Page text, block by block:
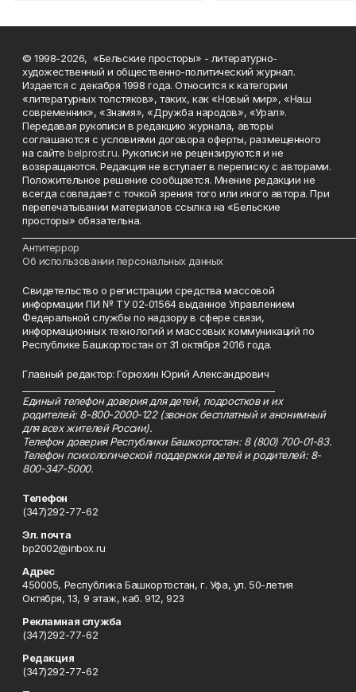
© 1998-2026, «Бельские просторы» - литературно-
художественный и общественно-политический журнал.
Издается с декабря 1998 года. Относится к категории
«литературных толстяков», таких, как «Новый мир», «Наш
современник», «Знамя», «Дружба народов», «Урал».
Передавая рукописи в редакцию журнала, авторы
соглашаются с условиями договора оферты, размещенного
на сайтеbelprost.ru. Рукописи не рецензируются и не
возвращаются. Редакция не вступает в переписку с авторами.
Положительное решение сообщается. Мнение редакции не
всегда совпадает с точкой зрения того или иного автора. При
перепечатывании материалов ссылка на «Бельские
просторы» обязательна.
Антитеррор
Об использовании персональных данных
Свидетельство о регистрации средства массовой
информации ПИ № ТУ 02-01564 выданное Управлением
Федеральной службы по надзору в сфере связи,
информационных технологий и массовых коммуникаций по
Республике Башкортостан от 31 октября 2016 года.
Главный редактор: Горюхин Юрий Александрович
Единый телефон доверия для детей, подростков и их
родителей: 8-800-2000-122 (звонок бесплатный и анонимный
для всех жителей России).
Телефон доверия Республики Башкортостан: 8 (800) 700-01-83.
Телефон психологической поддержки детей и родителей: 8-
800-347-5000.
Телефон
(347)292-77-62
Эл. почта
bp2002@inbox.ru
Адрес
450005, Республика Башкортостан, г. Уфа, ул. 50-летия
Октября, 13, 9 этаж, каб. 912, 923
Рекламная служба
(347)292-77-62
Редакция
(347)292-77-62